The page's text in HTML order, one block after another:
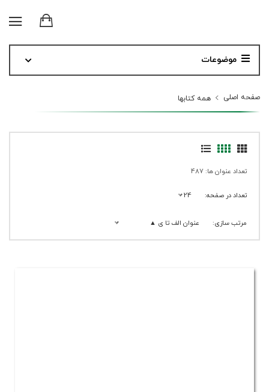
موضوعات
صفحه اصلی همه کتابها
تعداد عنوان ها: 487
تعداد در صفحه: 24
مرتب سازی: عنوان الف تا ی ▲